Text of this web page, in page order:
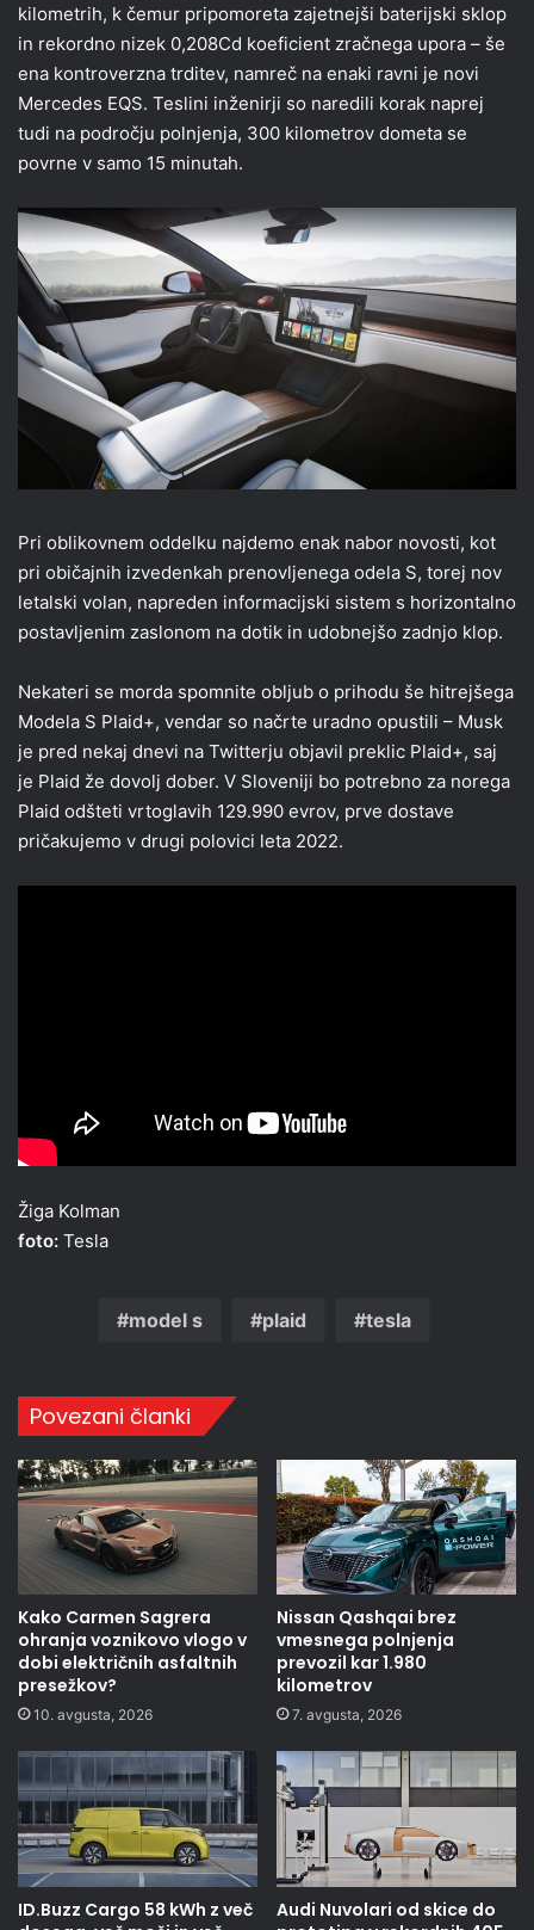
kilometrih, k čemur pripomoreta zajetnejši baterijski sklop
in rekordno nizek 0,208Cd koeficient zračnega upora – še
ena kontroverzna trditev, namreč na enaki ravni je novi
Mercedes EQS. Teslini inženirji so naredili korak naprej
tudi na področju polnjenja, 300 kilometrov dometa se
povrne v samo 15 minutah.
Pri oblikovnem oddelku najdemo enak nabor novosti, kot
pri običajnih izvedenkah prenovljenega odela S, torej nov
letalski volan, napreden informacijski sistem s horizontalno
postavljenim zaslonom na dotik in udobnejšo zadnjo klop.
Nekateri se morda spomnite obljub o prihodu še hitrejšega
Modela S Plaid+, vendar so načrte uradno opustili – Musk
je pred nekaj dnevi na Twitterju objavil preklic Plaid+, saj
je Plaid že dovolj dober. V Sloveniji bo potrebno za norega
Plaid odšteti vrtoglavih 129.990 evrov, prve dostave
pričakujemo v drugi polovici leta 2022.
Žiga Kolman
foto: Tesla
model s plaid tesla
Povezani članki
Kako Carmen Sagrera
ohranja voznikovo vlogo v
dobi električnih asfaltnih
presežkov?
10. avgusta, 2026
Nissan Qashqai brez
vmesnega polnjenja
prevozil kar 1.980
kilometrov
7. avgusta, 2026
ID.Buzz Cargo 58 kWh z več
Audi Nuvolari od skice do